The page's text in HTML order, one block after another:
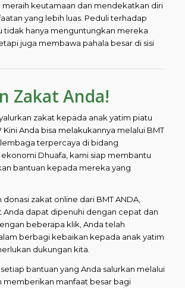
meraih keutamaan dan mendekatkan diri
yang lebih luas. Peduli terhadap
tidak hanya menguntungkan mereka
juga membawa pahala besar di sisi
Zakat Anda!
zakat kepada anak yatim piatu
Kini Anda bisa melakukannya melalui BMT
terpercaya di bidang
Dhuafa, kami siap membantu
bantuan kepada mereka yang
donasi zakat online dari BMT ANDA,
Anda dapat dipenuhi dengan cepat dan
beberapa klik, Anda telah
berbagi kebaikan kepada anak yatim
dukungan kita.
bantuan yang Anda salurkan melalui
memberikan manfaat besar bagi